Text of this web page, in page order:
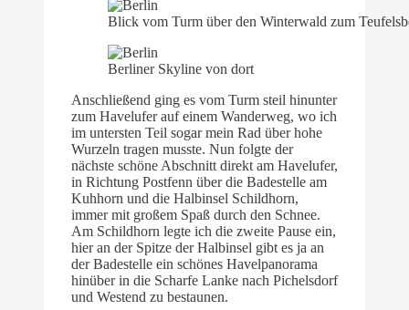
Blick vom Turm über den Winterwald zum
Berliner Skyline von dort
Anschließend ging es vom Turm steil hinunter
zum Havelufer auf einem Wanderweg, wo ich
im untersten Teil sogar mein Rad über hohe
Wurzeln tragen musste. Nun folgte der
nächste schöne Abschnitt direkt am Havelufer,
in Richtung Postfenn über die Badestelle am
Kuhhorn und die Halbinsel Schildhorn,
immer mit großem Spaß durch den Schnee.
Am Schildhorn legte ich die zweite Pause ein,
hier an der Spitze der Halbinsel gibt es ja an
der Badestelle ein schönes Havelpanorama
hinüber in die Scharfe Lanke nach Pichelsdorf
und Westend zu bestaunen.